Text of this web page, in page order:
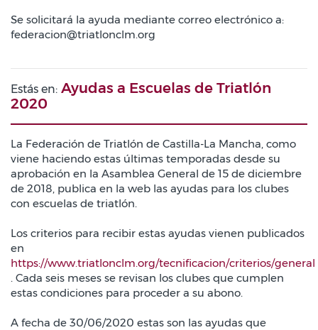
Se solicitará la ayuda mediante correo electrónico a:
federacion@triatlonclm.org
Estás en: Ayudas a Escuelas de Triatlón
2020
La Federación de Triatlón de Castilla-La Mancha, como
viene haciendo estas últimas temporadas desde su
aprobación en la Asamblea General de 15 de diciembre
de 2018, publica en la web las ayudas para los clubes
con escuelas de triatlón.
Los criterios para recibir estas ayudas vienen publicados
en
https://www.triatlonclm.org/tecnificacion/criterios/general
. Cada seis meses se revisan los clubes que cumplen
estas condiciones para proceder a su abono.
A fecha de 30/06/2020 estas son las ayudas que